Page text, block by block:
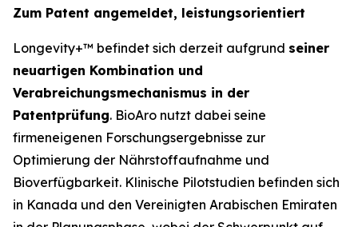
Zum Patent angemeldet, leistungsorientiert
Longevity+™ befindet sich derzeit aufgrund seiner
neuartigen Kombination und
Verabreichungsmechanismus in der
Patentprüfung. BioAro nutzt dabei seine
firmeneigenen Forschungsergebnisse zur
Optimierung der Nährstoffaufnahme und
Bioverfügbarkeit. Klinische Pilotstudien befinden sich
in Kanada und den Vereinigten Arabischen Emiraten